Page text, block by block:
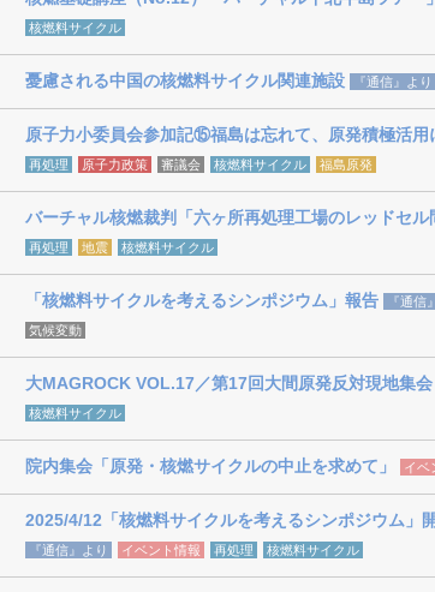
核燃料サイクル
憂慮される中国の核燃料サイクル関連施設 『通信』より
原子力小委員会参加記⑮福島は忘れて、原発積極活用
再処理
原子力政策 審議会 核燃料サイクル 福島原発
バーチャル核燃裁判「六ヶ所再処理工場のレッドセル
再処理
地震 核燃料サイクル
「核燃料サイクルを考えるシンポジウム」報告 『通信
気候変動
大MAGROCK VOL.17／第17回大間原発反対現地集会
核燃料サイクル
院内集会「原発・核燃サイクルの中止を求めて」 イベ
2025/4/12「核燃料サイクルを考えるシンポジウム」
『通信』より
イベント情報 再処理 核燃料サイクル